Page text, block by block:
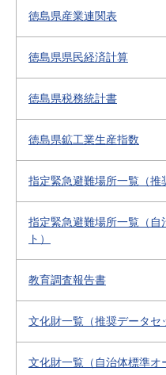
徳島県産業連関表
徳島県県民経済計算
徳島県税務統計書
徳島県鉱工業生産指数
指定緊急避難場所一覧（推
指定緊急避難場所一覧（自
ト）
教育調査報告書
文化財一覧（推奨データセ
文化財一覧（自治体標準オ